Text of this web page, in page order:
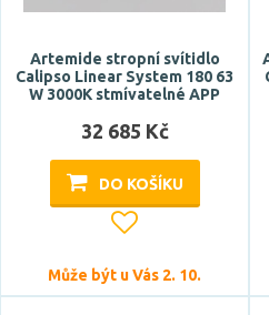
Artemide stropní svítidlo
Calipso Linear System 180 63
W 3000K stmívatelné APP
32 685 Kč
DO KOŠÍKU
Může být u Vás 2. 10.